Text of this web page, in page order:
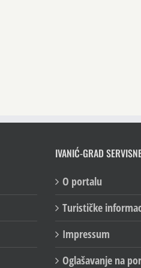
IVANIĆ-GRAD
O portalu
Turističke
Impressum
Oglašavanje na